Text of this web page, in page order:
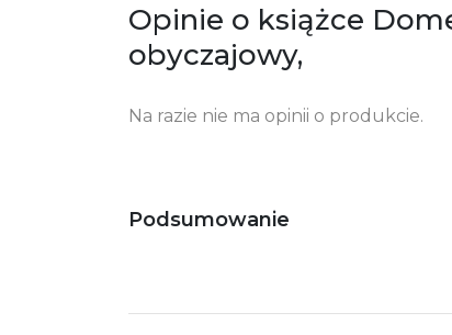
Opinie o książce
obyczajowy,
Na razie nie ma opinii o produkcie.
Podsumowanie